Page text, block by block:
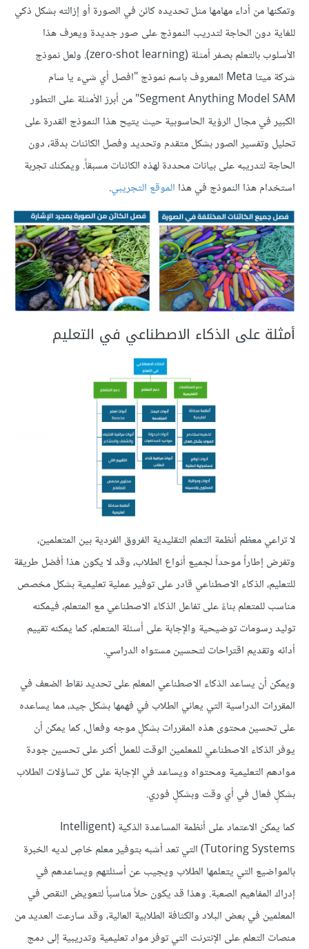
وتمكنها من أداء مهامها مثل تحديده كائن في الصورة أو إزالته بشكل ذكي
للغاية دون الحاجة لتدريب النموذج على صور جديدة ويعرف هذا
الأسلوب بالتعلم بصفر أمثلة (zero-shot learning). ولعل نموذج
شركة ميتا Meta المعروف باسم نموذج "افصل أي شيء يا سام
Segment Anything Model SAM" من أبرز الأمثلة على التطور
الكبير في مجال الرؤية الحاسوبية حيث يتيح هذا النموذج القدرة على
تحليل وتفسير الصور بشكل متقدم وتحديد وفصل الكائنات بدقة، دون
الحاجة لتدريبه على بيانات محددة لهذه الكائنات مسبقاً. ويمكنك تجربة
استخدام هذا النموذج في هذا الموقع التجريبي.
أمثلة على الذكاء الاصطناعي في التعليم
لا تراعي معظم أنظمة التعلم التقليدية الفروق الفردية بين المتعلمين،
وتفرض إطاراً موحداً لجميع أنواع الطلاب، وقد لا يكون هذا أفضل طريقة
للتعليم، الذكاء الاصطناعي قادر على توفير عملية تعليمية بشكل مخصص
مناسب للمتعلم بناءً على تفاعل الذكاء الاصطناعي مع المتعلم، فيمكنه
توليد رسومات توضيحية والإجابة على أسئلة المتعلم، كما يمكنه تقييم
أدائه وتقديم اقتراحات لتحسين مستواه الدراسي.
ويمكن أن يساعد الذكاء الاصطناعي المعلم على تحديد نقاط الضعف في
المقررات الدراسية التي يعاني الطلاب في فهمها بشكل جيد، مما يساعده
على تحسين محتوى هذه المقررات بشكلٍ موجه وفعال، كما يمكن أن
يوفر الذكاء الاصطناعي للمعلمين الوقت للعمل أكثر على تحسين جودة
موادهم التعليمية ومحتواه ويساعد في الإجابة على كل تساؤلات الطلاب
بشكلٍ فعال في أي وقت وبشكلٍ فوري.
كما يمكن الاعتماد على أنظمة المساعدة الذكية (Intelligent
Tutoring Systems) التي تعد أشبه بتوفير معلم خاصٍ لديه الخبرة
بالمواضيع التي يتعلمها الطلاب ويجيب عن أسئلتهم ويساعدهم في
إدراك المفاهيم الصعبة. وهذا قد يكون حلاً مناسباً لتعويض النقص في
المعلمين في بعض البلاد والكثافة الطلابية العالية، وقد سارعت العديد من
منصات التعلم على الإنترنت التي توفر مواد تعليمية وتدريبية إلى دمج